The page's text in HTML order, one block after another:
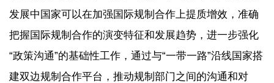
发展中国家可以在加强国际规制合作上提质增效，准确
把握国际规制合作的演变特征和发展趋势，进一步强化
“政策沟通”的基础性工作，通过与“一带一路”沿线国家搭
建双边规制合作平台，推动规制部门之间的沟通和对